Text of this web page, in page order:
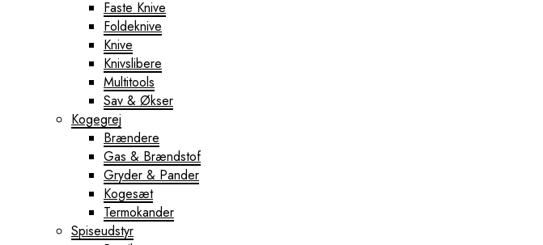
Faste Knive
Foldeknive
Knive
Knivslibere
Multitools
Sav & Økser
Kogegrej
Brændere
Gas & Brændstof
Gryder & Pander
Kogesæt
Termokander
Spiseudstyr